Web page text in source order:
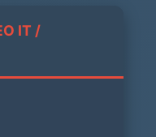
IT /